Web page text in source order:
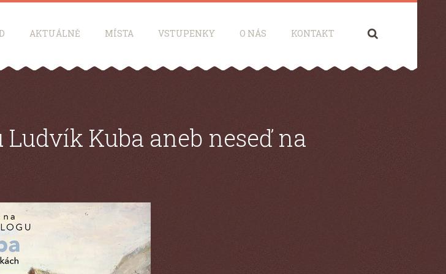
AKTUÁLNĚ MÍSTA VSTUPENKY O NÁS KONTAKT
Kuba aneb neseď na